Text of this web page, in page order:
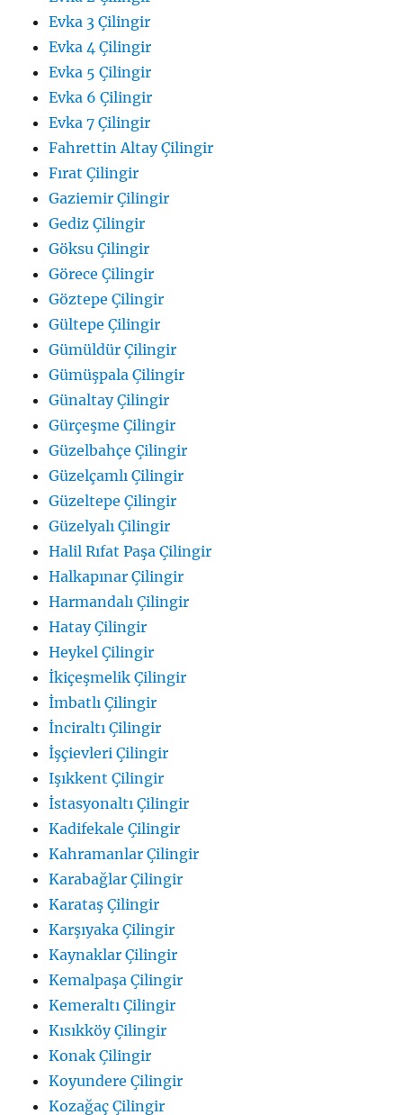
Evka 3 Çilingir
Evka 4 Çilingir
Evka 5 Çilingir
Evka 6 Çilingir
Evka 7 Çilingir
Fahrettin Altay Çilingir
Fırat Çilingir
Gaziemir Çilingir
Gediz Çilingir
Göksu Çilingir
Görece Çilingir
Göztepe Çilingir
Gültepe Çilingir
Gümüldür Çilingir
Gümüşpala Çilingir
Günaltay Çilingir
Gürçeşme Çilingir
Güzelbahçe Çilingir
Güzelçamlı Çilingir
Güzeltepe Çilingir
Güzelyalı Çilingir
Halil Rıfat Paşa Çilingir
Halkapınar Çilingir
Harmandalı Çilingir
Hatay Çilingir
Heykel Çilingir
İkiçeşmelik Çilingir
İmbatlı Çilingir
İnciraltı Çilingir
İşçievleri Çilingir
Işıkkent Çilingir
İstasyonaltı Çilingir
Kadifekale Çilingir
Kahramanlar Çilingir
Karabağlar Çilingir
Karataş Çilingir
Karşıyaka Çilingir
Kaynaklar Çilingir
Kemalpaşa Çilingir
Kemeraltı Çilingir
Kısıkköy Çilingir
Konak Çilingir
Koyundere Çilingir
Kozağaç Çilingir